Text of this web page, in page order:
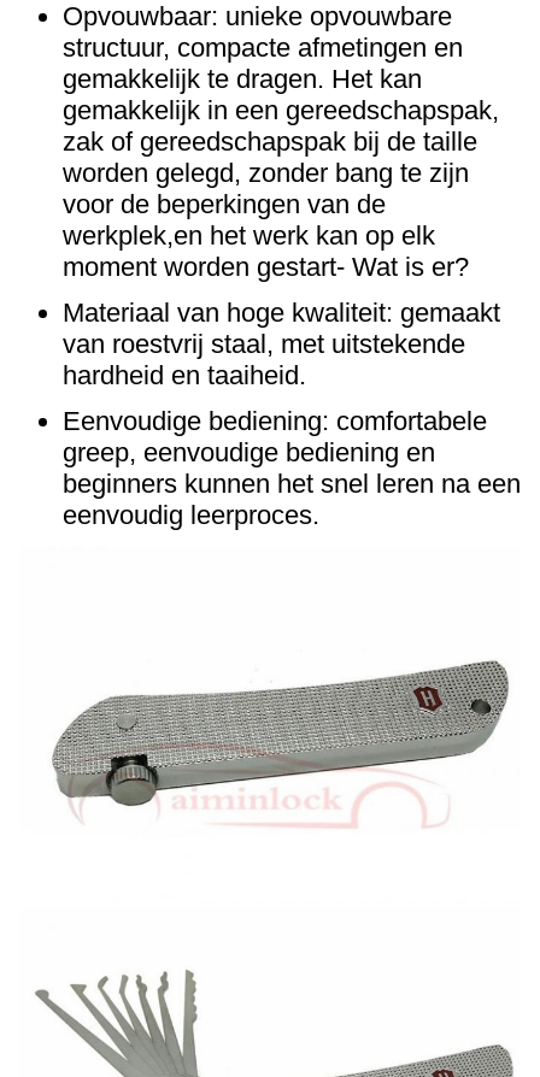
Opvouwbaar: unieke opvouwbare
structuur, compacte afmetingen en
gemakkelijk te dragen. Het kan
gemakkelijk in een gereedschapspak,
zak of gereedschapspak bij de taille
worden gelegd, zonder bang te zijn
voor de beperkingen van de
werkplek,en het werk kan op elk
moment worden gestart- Wat is er?
Materiaal van hoge kwaliteit: gemaakt
van roestvrij staal, met uitstekende
hardheid en taaiheid.
Eenvoudige bediening: comfortabele
greep, eenvoudige bediening en
beginners kunnen het snel leren na een
eenvoudig leerproces.